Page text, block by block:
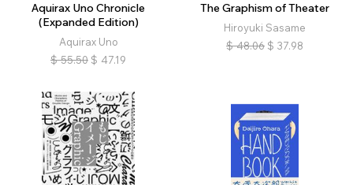
Aquirax Uno Chronicle
(Expanded Edition)
Aquirax Uno
$ 55.50 $ 47.19
The Graphism of Theater
Hiroyuki Sasame
$ 48.06 $ 37.98